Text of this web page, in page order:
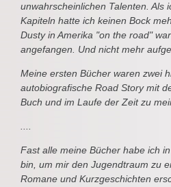
unwahrscheinlichen Talenten. Als
Kapiteln hatte ich keinen Bock
Dusty in Amerika "on the road"
angefangen. Und nicht mehr
Meine ersten Bücher waren zwei
autobiografische Road Story mit
Buch und im Laufe der Zeit zu
Fast alle meine Bücher habe ich
bin, um mir den Jugendtraum zu
Romane und Kurzgeschichten